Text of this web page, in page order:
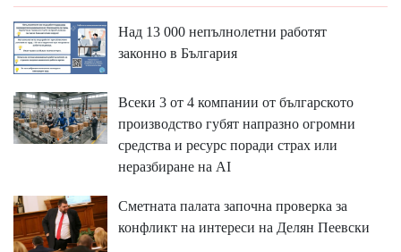
Над 13 000 непълнолетни работят
законно в България
Всеки 3 от 4 компании от българското
производство губят напразно огромни
средства и ресурс поради страх или
неразбиране на AI
Сметната палата започна проверка за
конфликт на интереси на Делян Пеевски